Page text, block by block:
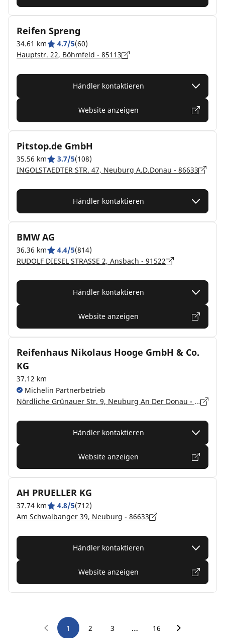
Reifen Spreng
34.61 km 4.7/5(60)
Hauptstr. 22, Böhmfeld - 85113
Händler kontaktieren
Website anzeigen
Pitstop.de GmbH
35.56 km 3.7/5(108)
INGOLSTAEDTER STR. 47, Neuburg A.D.Donau - 86633
Händler kontaktieren
BMW AG
36.36 km 4.4/5(814)
RUDOLF DIESEL STRASSE 2, Ansbach - 91522
Händler kontaktieren
Website anzeigen
Reifenhaus Nikolaus Hooge GmbH & Co.
KG
37.12 km
Michelin Partnerbetrieb
Nördliche Grünauer Str. 9, Neuburg An Der Donau - 86633
Händler kontaktieren
Website anzeigen
AH PRUELLER KG
37.74 km 4.8/5(712)
Am Schwalbanger 39, Neuburg - 86633
Händler kontaktieren
Website anzeigen
1 2 3 … 16